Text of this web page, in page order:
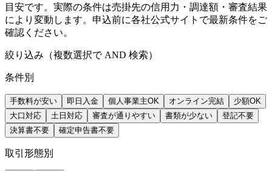
目安です。実際の条件は売掛先の信用力・調達額・審査結果
により変動します。申込前に各社公式サイトで最新条件をご
確認ください。
絞り込み（複数選択で AND 検索）
条件別
手数料が安い 即日入金 個人事業主OK オンライン完結
少額OK
大口対応
土日対応 審査が通りやすい 書類が少ない
登記不要
決算書不要
確定申告書不要
取引形態別